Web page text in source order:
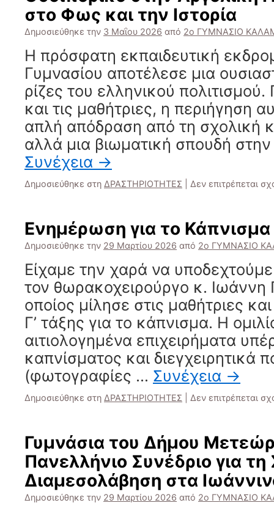
στο Φως και την Ιστορία
Δημοσιεύθηκε την 3 Μαΐου 2026 από 2ο ΓΥΜΝΑΣΙΟ
Η πρόσφατη εκπαιδευτική
Γυμνασίου αποτέλεσε μια
ρίζες του ελληνικού πολιτισμού.
και τις μαθήτριες, η περιήγηση
απλή απόδραση από τη σχολική
αλλά μια βιωματική σπουδή
Συνέχεια →
Δημοσιεύθηκε στη ΔΡΑΣΤΗΡΙΟΤΗΤΕΣ Δεν επιτρέπεται
Ενημέρωση για το Κάπνισμα
Δημοσιεύθηκε την 29 Μαρτίου 2026 από 2ο ΓΥΜΝΑΣΙΟ
Είχαμε την χαρά να
τον θωρακοχειρούργο κ.
οποίος μίλησε στις μαθήτριες
Γ’ τάξης για το κάπνισμα. Η
αιτιολογημένα επιχειρήματα
καπνίσματος και διεγχειρητικά
(φωτογραφίες … Συνέχεια →
Δημοσιεύθηκε στη ΔΡΑΣΤΗΡΙΟΤΗΤΕΣ Δεν επιτρέπεται
Γυμνάσια του Δήμου
Πανελλήνιο Συνέδριο για τη
Διαμεσολάβηση στα
Δημοσιεύθηκε την 29 Μαρτίου 2026 από 2ο ΓΥΜΝΑΣΙΟ